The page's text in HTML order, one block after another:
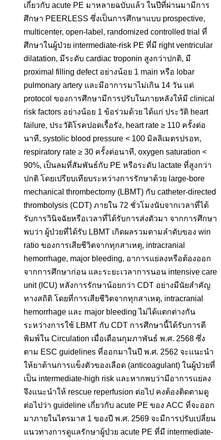
เกี่ยวกับ acute PE มาหลายฉบับแล้ว ในปีที่ผ่านมามีการ
ศึกษา PEERLESS ซึ่งเป็นการศึกษาแบบ prospective,
multicenter, open-label, randomized controlled trial ที่
ศึกษาในผู้ป่วย intermediate-risk PE ที่มี right ventricular
dilatation, มีระดับ cardiac troponin สูงกว่าปกติ, มี
proximal filling defect อย่างน้อย 1 main หรือ lobar
pulmonary artery และมีอาการมาไม่เกิน 14 วัน แต่
protocol ของการศึกษามีการปรับในภายหลังให้มี clinical
risk factors อย่างน้อย 1 ข้อร่วมด้วย ได้แก่ ประวัติ heart
failure, ประวัติโรคปอดเรื้อรัง, heart rate ≥ 110 ครั้งต่อ
นาที, systolic blood pressure < 100 มิลลิเมตรปรอท,
respiratory rate ≥ 30 ครั้งต่อนาที, oxygen saturation <
90%, เป็นลมที่สัมพันธ์กับ PE หรือระดับ lactate ที่สูงกว่า
ปกติ โดยเปรียบเทียบระหว่างการรักษาด้วย large-bore
mechanical thrombectomy (LBMT) กับ catheter-directed
thrombolysis (CDT) ภายใน 72 ชั่วโมงนับจากเวลาที่ได้
รับการวินิจฉัยหรือเวลาที่ได้รับการส่งตัวมา จากการศึกษา
พบว่า ผู้ป่วยที่ได้รับ LBMT เกิดผลรวมตามลำดับของ win
ratio ของการเสียชีวิตจากทุกสาเหตุ, intracranial
hemorrhage, major bleeding, อาการแย่ลงหรือต้องออก
จากการศึกษาก่อน และระยะเวลาการนอน intensive care
unit (ICU) หลังการรักษาน้อยกว่า CDT อย่างมีนัยสำคัญ
ทางสถิติ โดยที่การเสียชีวิตจากทุกสาเหตุ, intracranial
hemorrhage และ major bleeding ไม่ได้แตกต่างกัน
ระหว่างการใช้ LBMT กับ CDT การศึกษานี้ได้รับการตี
พิมพ์ใน Circulation เมื่อเดือนกุมภาพันธ์ พ.ศ. 2568 ซึ่ง
ตาม ESC guidelines ที่ออกมาในปี พ.ศ. 2562 จะแนะนำ
ให้ยาต้านการแข็งตัวของเลือด (anticoagulant) ในผู้ป่วยที่
เป็น intermediate-high risk และหากพบว่ามีอาการแย่ลง
จึงแนะนำให้ rescue reperfusion ต่อไป คงต้องติดตามดู
ต่อไปว่า guideline เกี่ยวกับ acute PE ของ ACC ที่จะออก
มาภายในไตรมาส 1 ของปี พ.ศ. 2569 จะมีการปรับเปลี่ยน
แนวทางการดูแลรักษาผู้ป่วย acute PE ที่มี intermediate-